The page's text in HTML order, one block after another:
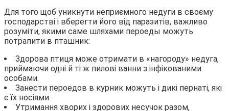
Для того щоб уникнути неприємного недуги в своєму
господарстві і вберегти його від паразитів, важливо
розуміти, якими саме шляхами пероеды можуть
потрапити в пташник:
Здорова птиця може отримати в «нагороду» недуга,
приймаючи одні й ті ж пилові ванни з інфікованими
особами.
Занести пероедов в курник можуть і дикі пернаті, які
є їх носіями.
Утримання хворих і здорових несучок разом,